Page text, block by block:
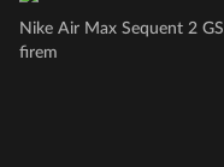
Nike Air Max Sequent 2
firem